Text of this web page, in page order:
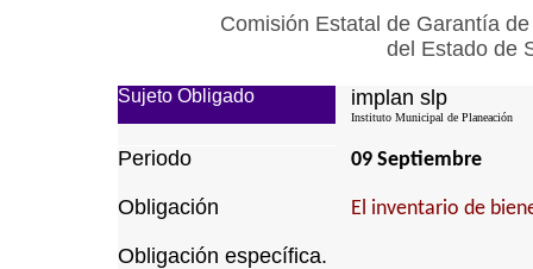
Comisión Estatal de Garantía
del Estado de
Sujeto Obligado implan slp
Instituto Municipal de Planeación
Periodo 09 Septiembre
Obligación El inventario de
Obligación específica.